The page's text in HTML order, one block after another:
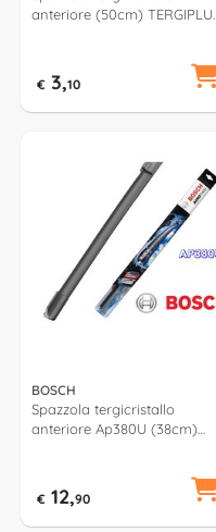
anteriore (50cm)
€ 3,10
BOSCH
Spazzola tergicristallo
anteriore Ap380U (38cm)
€ 12,90